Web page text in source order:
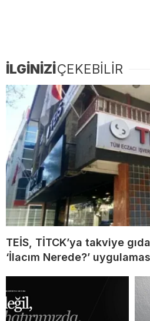
İLGİNİZİÇEKEBİLİR
TEİS, TİTCK’ya takviye
‘İlacım Nerede?’